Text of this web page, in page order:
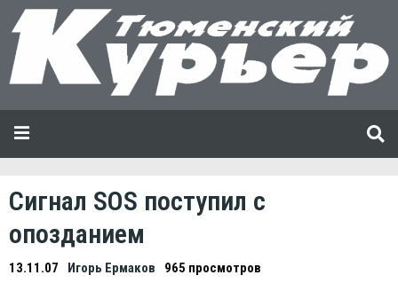
Сигнал SOS поступил с
опозданием
13.11.07 Игорь Ермаков 965 просмотров